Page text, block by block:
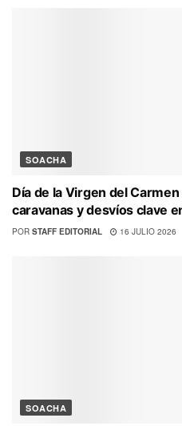
SOACHA
Día de la Virgen del
caravanas y desvíos clave
POR STAFF EDITORIAL 16 JULIO 2026
SOACHA